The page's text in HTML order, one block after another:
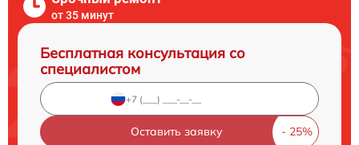
от 35 минут
Бесплатная консультация со
специалистом
Оставить заявку